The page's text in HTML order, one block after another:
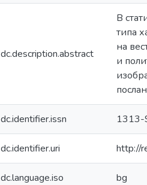
dc.description.abstract
В
типа
на
и
dc.identifier.issn
dc.identifier.uri http://
dc.language.iso bg